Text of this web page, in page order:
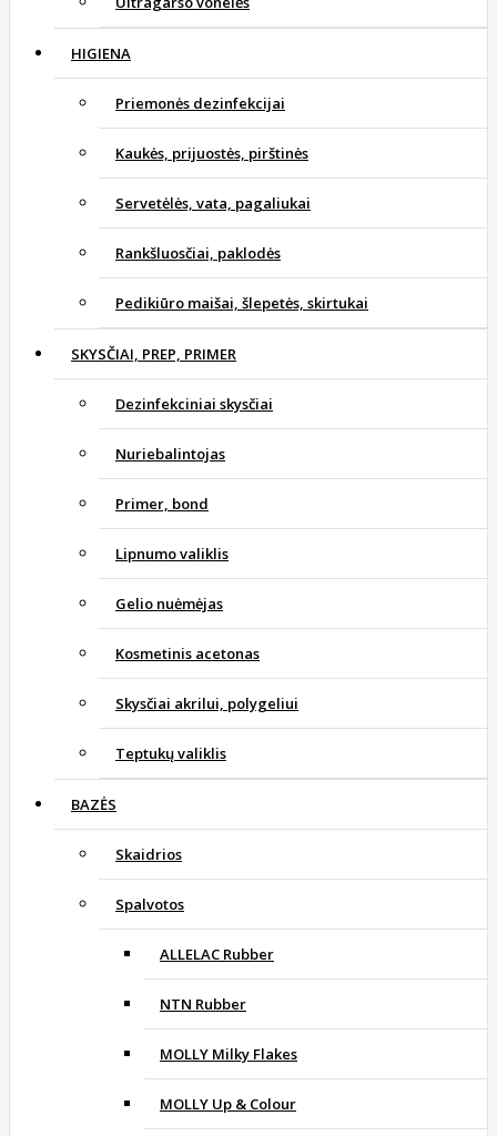
HIGIENA
Priemonės dezinfekcijai
Kaukės, prijuostės, pirštinės
Servetėlės, vata, pagaliukai
Rankšluosčiai, paklodės
Pedikiūro maišai, šlepetės, skirtukai
SKYSČIAI, PREP, PRIMER
Dezinfekciniai skysčiai
Nuriebalintojas
Primer, bond
Lipnumo valiklis
Gelio nuėmėjas
Kosmetinis acetonas
Skysčiai akrilui, polygeliui
Teptukų valiklis
BAZĖS
Skaidrios
Spalvotos
ALLELAC Rubber
NTN Rubber
MOLLY Milky Flakes
MOLLY Up & Colour